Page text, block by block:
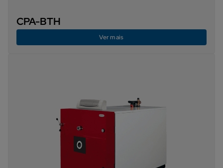
CPA-BTH
Ver mais